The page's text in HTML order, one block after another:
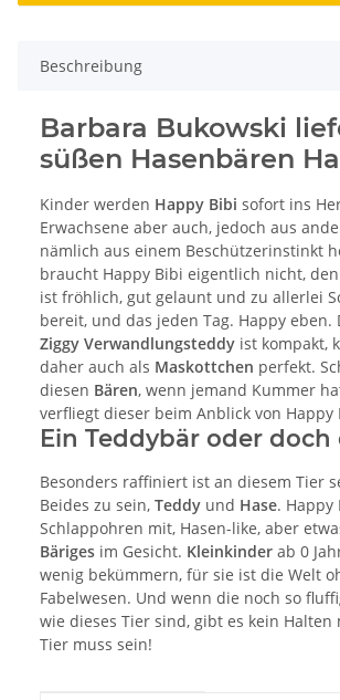
Beschreibung
Barbara Bukowski
süßen Hasenbären
Kinder werden Happy Bibi sofort ins
Erwachsene aber auch, jedoch aus
nämlich aus einem Beschützerinstinkt
braucht Happy Bibi eigentlich nicht,
ist fröhlich, gut gelaunt und zu allerlei
bereit, und das jeden Tag. Happy eben.
Ziggy Verwandlungsteddy ist kompakt,
daher auch als Maskottchen perfekt.
diesen Bären, wenn jemand Kummer
verfliegt dieser beim Anblick von Happy
Ein Teddybär oder doch
Besonders raffiniert ist an diesem Tier
Beides zu sein, Teddy und Hase.
Schlappohren mit, Hasen-like, aber
Bäriges im Gesicht. Kleinkinder ab 0
wenig bekümmern, für sie ist die Welt
Fabelwesen. Und wenn die noch so
wie dieses Tier sind, gibt es kein Halten
Tier muss sein!